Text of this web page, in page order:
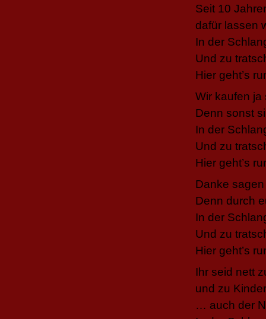
Seit 10
dafür lassen
In der
Und zu
Hier geht’s
Wir kaufen ja
Denn sonst
In der
Und zu
Hier geht’s
Danke
Denn durch
In der
Und zu
Hier geht’s
Ihr seid nett
und zu
… auch der